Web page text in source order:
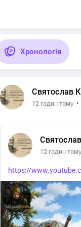
Хронологія
Святослав
12 годин тому ·
12 годин
https://